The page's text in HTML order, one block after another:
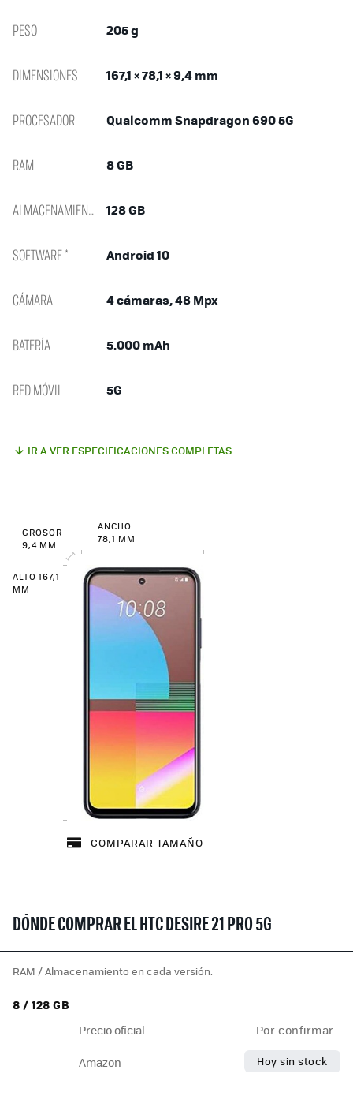
PESO 205 g
DIMENSIONES 167,1 × 78,1 × 9,4 mm
PROCESADOR Qualcomm Snapdragon 690 5G
RAM 8 GB
ALMACENAMIENTO 128 GB
SOFTWARE * Android 10
CÁMARA 4 cámaras, 48 Mpx
BATERÍA 5.000 mAh
RED MÓVIL 5G
IR A VER ESPECIFICACIONES COMPLETAS
GROSOR
9,4 MM
ANCHO
78,1 MM
ALTO 167,1
MM
COMPARAR TAMAÑO
DÓNDE COMPRAR EL HTC DESIRE 21 PRO 5G
RAM / Almacenamiento en cada versión:
8 / 128 GB
Precio oficial Por confirmar
Amazon Hoy sin stock